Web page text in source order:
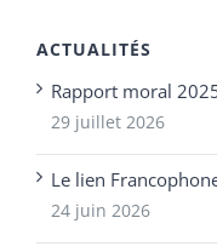
ACTUALITÉS
Rapport moral
29 juillet 2026
Le lien
24 juin 2026